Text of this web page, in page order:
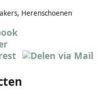
Herenschoenen